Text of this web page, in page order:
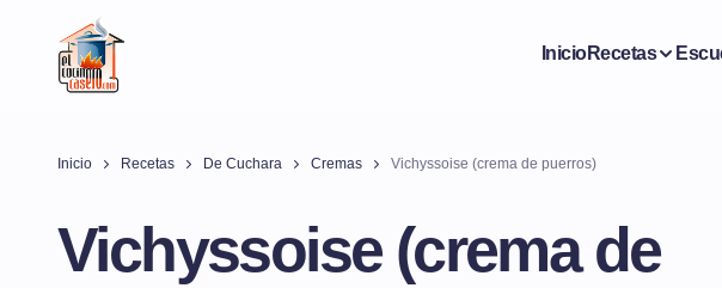
InicioRecetas
Inicio Recetas De Cuchara Cremas Vichyssoise (crema de puerros)
Vichyssoise (crema de